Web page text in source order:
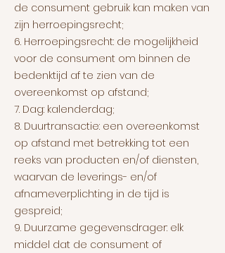
de consument gebruik kan maken van
zijn herroepingsrecht;
6. Herroepingsrecht: de mogelijkheid
voor de consument om binnen de
bedenktijd af te zien van de
overeenkomst op afstand;
7. Dag: kalenderdag;
8. Duurtransactie: een overeenkomst
op afstand met betrekking tot een
reeks van producten en/of diensten,
waarvan de leverings- en/of
afnameverplichting in de tijd is
gespreid;
9. Duurzame gegevensdrager: elk
middel dat de consument of